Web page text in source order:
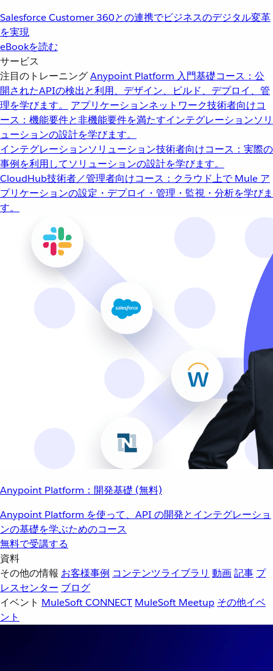
Salesforce Customer 360との連携でビジネスのデジタル変革
を実現
eBookを読む
サービス
注目のトレーニングAnypoint Platform 入門基礎コース：公
開されたAPIの検出と利用、デザイン、ビルド、デプロイ、管
理を学びます。
アプリケーションネットワーク技術者向けコ
ース：機能要件と非機能要件を満たすインテグレーションソリ
ューションの設計を学びます。
インテグレーションソリューション技術者向けコース：実際の
事例を利用してソリューションの設計を学びます。
CloudHub技術者／管理者向けコース：クラウド上で Mule ア
プリケーションの設定・デプロイ・管理・監視・分析を学びま
す。
Anypoint Platform：開発基礎 (無料)
Anypoint Platform を使って、API の開発とインテグレーショ
ンの基礎を学ぶためのコース
無料で受講する
資料
その他の情報 お客様事例 コンテンツライブラリ 動画記事 プ
レスセンター ブログ
イベント MuleSoft CONNECT MuleSoft Meetup その他イベ
ント